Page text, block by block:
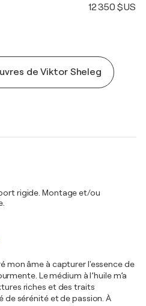
12 350 $US
de Viktor Sheleg
rigide. Montage et/ou
mon âme à capturer l'essence de
Le médium à l’huile m’a
riches et des traits
de sérénité et de passion. À